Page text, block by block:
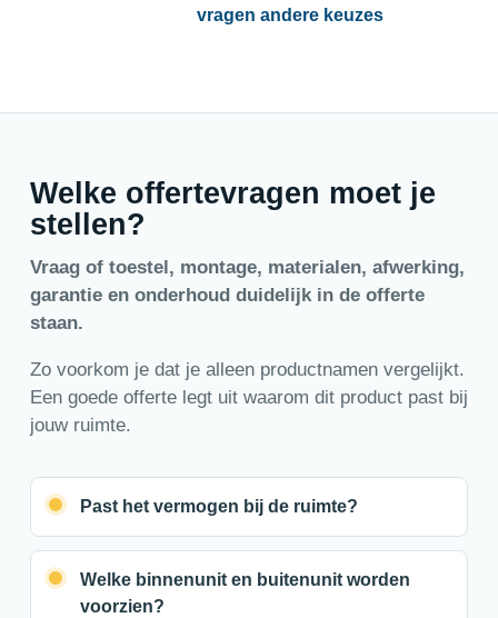
vragen andere keuzes
Welke offertevragen moet je
stellen?
Vraag of toestel, montage, materialen, afwerking,
garantie en onderhoud duidelijk in de offerte
staan.
Zo voorkom je dat je alleen productnamen vergelijkt.
Een goede offerte legt uit waarom dit product past bij
jouw ruimte.
Past het vermogen bij de ruimte?
Welke binnenunit en buitenunit worden
voorzien?